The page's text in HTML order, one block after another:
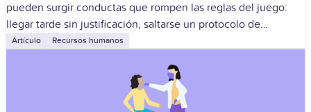
pueden surgir conductas que rompen las reglas del juego:
llegar tarde sin justificación, saltarse un protocolo de
seguridad
Artículo Recursos humanos